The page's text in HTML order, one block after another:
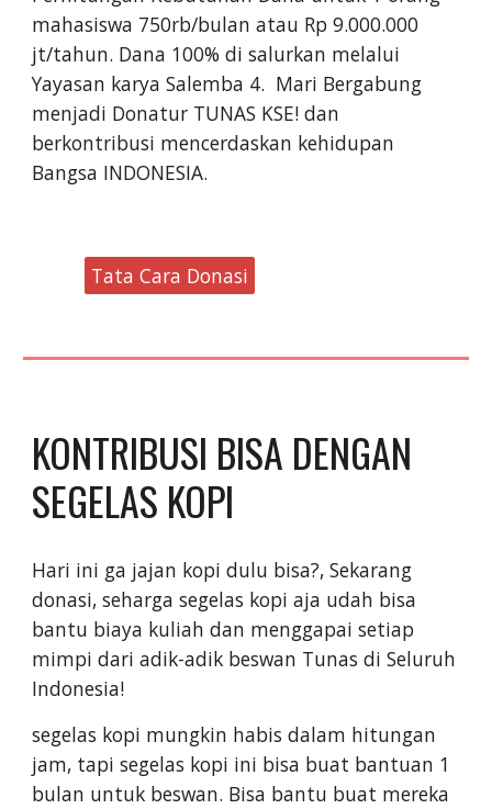
mahasiswa 750rb/bulan atau Rp 9.000.000
jt/tahun. Dana 100% di salurkan melalui
Yayasan karya Salemba 4. Mari Bergabung
menjadi Donatur TUNAS KSE! dan
berkontribusi mencerdaskan kehidupan
Bangsa INDONESIA.
Tata Cara Donasi
KONTRIBUSI BISA DENGAN
SEGELAS KOPI
Hari ini ga jajan kopi dulu bisa?, Sekarang
donasi, seharga segelas kopi aja udah bisa
bantu biaya kuliah dan menggapai setiap
mimpi dari adik-adik beswan Tunas di Seluruh
Indonesia!
segelas kopi mungkin habis dalam hitungan
jam, tapi segelas kopi ini bisa buat bantuan 1
bulan untuk beswan. Bisa bantu buat mereka